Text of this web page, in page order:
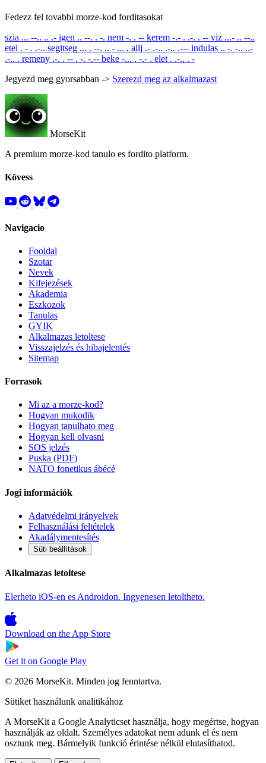
Fedezz fel tovabbi morze-kod forditasokat
szia ... --.. .. .- igen .. --. . -. nem -. . -- kerem -.- . .-. . -- viz ...- .. --..
etel . - . .-.. segitseg ... . --. .. - ... . allj .- .-.. .-.. .--- indulas .. -. -.. ..-
.-.. . remeny .-. . -- . -. -.-- beke -... . -.- . elet . .-.. . -
Jegyezd meg gyorsabban -> Szerezd meg az alkalmazast
MorseKit
A premium morze-kod tanulo es fordito platform.
Kövess
Navigacio
Fooldal
Szotar
Nevek
Kifejezések
Akademia
Eszkozok
Tanulas
GYIK
Alkalmazas letoltese
Visszajelzés és hibajelentés
Sitemap
Forrasok
Mi az a morze-kod?
Hogyan mukodik
Hogyan tanulhato meg
Hogyan kell olvasni
SOS jelzés
Puska (PDF)
NATO fonetikus ábécé
Jogi információk
Adatvédelmi irányelvek
Felhasználási feltételek
Akadálymentesítés
Süti beállítások
Alkalmazas letoltese
Elerheto iOS-en es Androidon. Ingyenesen letoltheto.
Download on the App Store
Get it on Google Play
© 2026 MorseKit. Minden jog fenntartva.
Sütiket használunk analitikához
A MorseKit a Google Analyticset használja, hogy megértse, hogyan
használják az oldalt. Személyes adatokat nem adunk el és nem
osztunk meg. Bármelyik funkció érintése nélkül elutasíthatod.